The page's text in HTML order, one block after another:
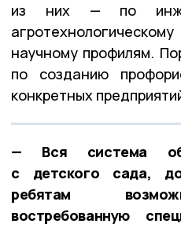
из них — по
научному профилям.
по созданию
конкретных
— Вся система
с детского сада,
ребятам
востребованную